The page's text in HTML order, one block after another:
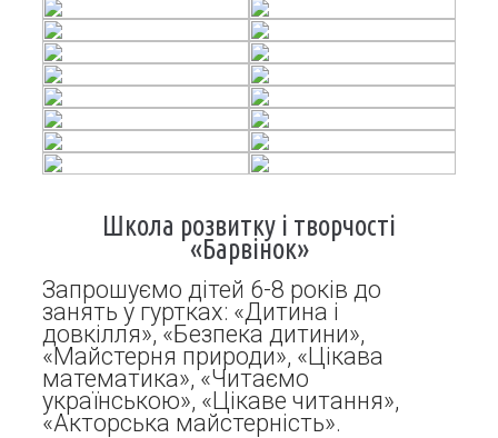
Школа розвитку і творчості
«Барвінок»
Запрошуємо дітей 6-8 років до
занять у гуртках: «Дитина і
довкілля», «Безпека дитини»,
«Майстерня природи», «Цікава
математика», «Читаємо
українською», «Цікаве читання»,
«Акторська майстерність».